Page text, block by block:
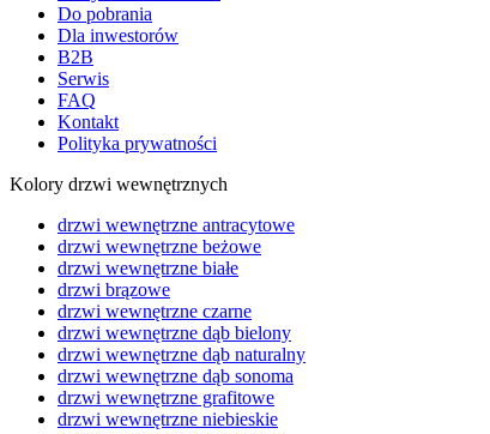
Do pobrania
Dla inwestorów
B2B
Serwis
FAQ
Kontakt
Polityka prywatności
Kolory drzwi wewnętrznych
drzwi wewnętrzne antracytowe
drzwi wewnętrzne beżowe
drzwi wewnętrzne białe
drzwi brązowe
drzwi wewnętrzne czarne
drzwi wewnętrzne dąb bielony
drzwi wewnętrzne dąb naturalny
drzwi wewnętrzne dąb sonoma
drzwi wewnętrzne grafitowe
drzwi wewnętrzne niebieskie